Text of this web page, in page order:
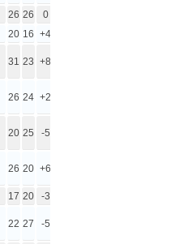
26 26
0
20 16 +4
31 23 +8
26 24 +2
20 25 -5
26 20 +6
17 20 -3
22 27 -5